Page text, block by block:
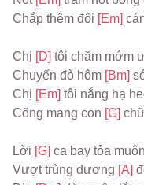
Chắp thêm đôi [Em]
Chị [D] tôi chăm mớm
Chuyến đò hôm [Bm]
Chị [Em] tôi nắng hạ
Cõng mang con [G]
Lời [G] ca bay tỏa muôn
Vượt trùng dương [A]